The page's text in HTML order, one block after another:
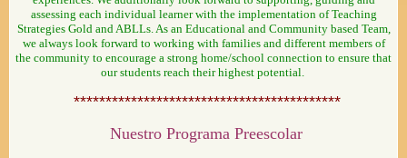
assessing each individual learner with the implementation of Teaching
Strategies Gold and ABLLs. As an Educational and Community based Team,
we always look forward to working with families and different members of
the community to encourage a strong home/school connection to ensure that
our students reach their highest potential.
******************************************
Nuestro Programa Preescolar